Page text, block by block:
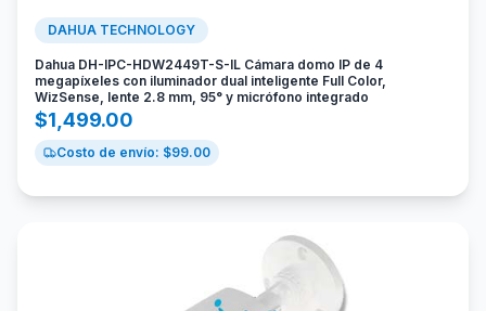
DAHUA TECHNOLOGY
Dahua DH-IPC-HDW2449T-S-IL Cámara domo IP de 4
megapíxeles con iluminador dual inteligente Full Color,
WizSense, lente 2.8 mm, 95° y micrófono integrado
$1,499.00
Costo de envío: $99.00